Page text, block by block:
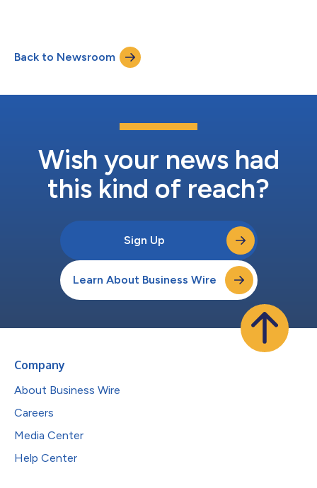
para maximizar a receita das marcas e melhorar a experiência
do cliente. O Conselho inclui membros de alguns dos maiores e
mais conhecidos e-commerces do m...
Back to Newsroom
Wish your news had
this kind of reach?
Sign Up
Learn About Business Wire
Company
About Business Wire
Careers
Media Center
Help Center